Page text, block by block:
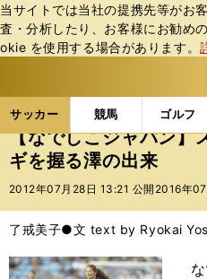
当サイトでは当社の提携先等がお
査・分析したり、お客様にお勧め
okie を使⽤する場合があります。
サッカー 競馬 ゴルフ
ス
ポ
ル
バ
サッカーの記事一覧
【なでしこジャパン】
ギを握る澤の出来
2012年07月28日 13:21 公開 2016年
了戒美子●文 text by Ryokai
な